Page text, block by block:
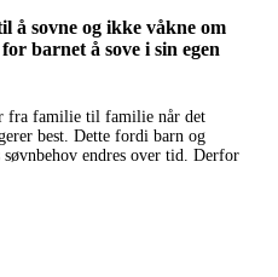
sovne og ikke våkne om
barnet å sove i sin egen
fra familie til familie når det
best. Dette fordi barn og
endres over tid. Derfor